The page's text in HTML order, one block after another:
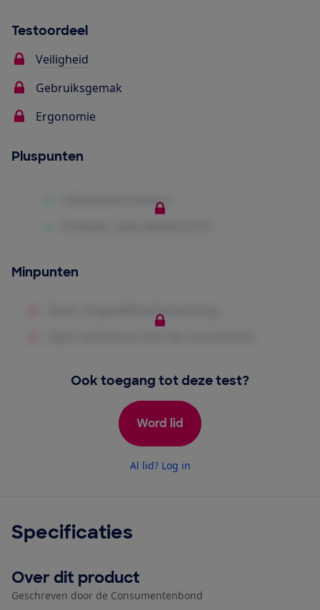
Testoordeel
Veiligheid
Gebruiksgemak
Ergonomie
Pluspunten
Minpunten
Ook toegang tot deze test?
Word lid
Al lid? Log in
Specificaties
Over dit product
Geschreven door de Consumentenbond